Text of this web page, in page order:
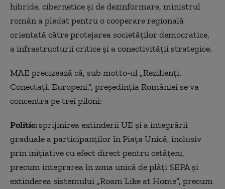
hibride, cibernetice şi de dezinformare, ministrul
român a pledat pentru o cooperare regională
orientată către protejarea societăţilor democratice,
a infrastructurii critice şi a conectivităţii strategice.
MAE precizează că, sub motto-ul „Rezilienţi.
Conectaţi. Europeni.”, preşedinţia României se va
concentra pe trei piloni:
Politic:sprijinirea extinderii UE şi a integrării
graduale a participanţilor în Piaţa Unică, inclusiv
prin iniţiative cu efect direct pentru cetăţeni,
precum integrarea în zona unică de plăţi SEPA şi
extinderea sistemului „Roam Like at Home”, precum